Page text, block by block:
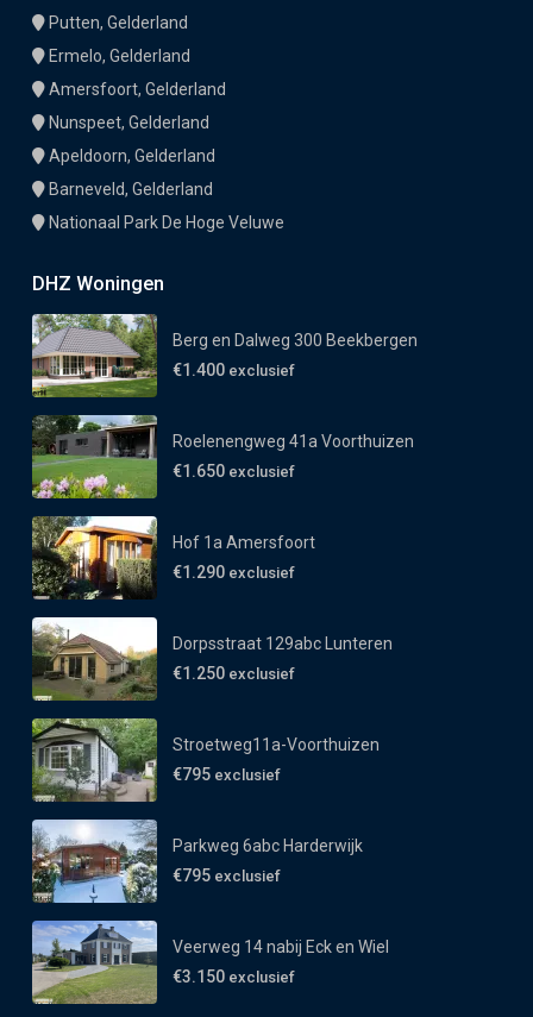
Putten, Gelderland
Ermelo, Gelderland
Amersfoort, Gelderland
Nunspeet, Gelderland
Apeldoorn, Gelderland
Barneveld, Gelderland
Nationaal Park De Hoge Veluwe
DHZ Woningen
Berg en Dalweg 300 Beekbergen
€1.400 exclusief
Roelenengweg 41a Voorthuizen
€1.650 exclusief
Hof 1a Amersfoort
€1.290 exclusief
Dorpsstraat 129abc Lunteren
€1.250 exclusief
Stroetweg11a-Voorthuizen
€795 exclusief
Parkweg 6abc Harderwijk
€795 exclusief
Veerweg 14 nabij Eck en Wiel
€3.150 exclusief